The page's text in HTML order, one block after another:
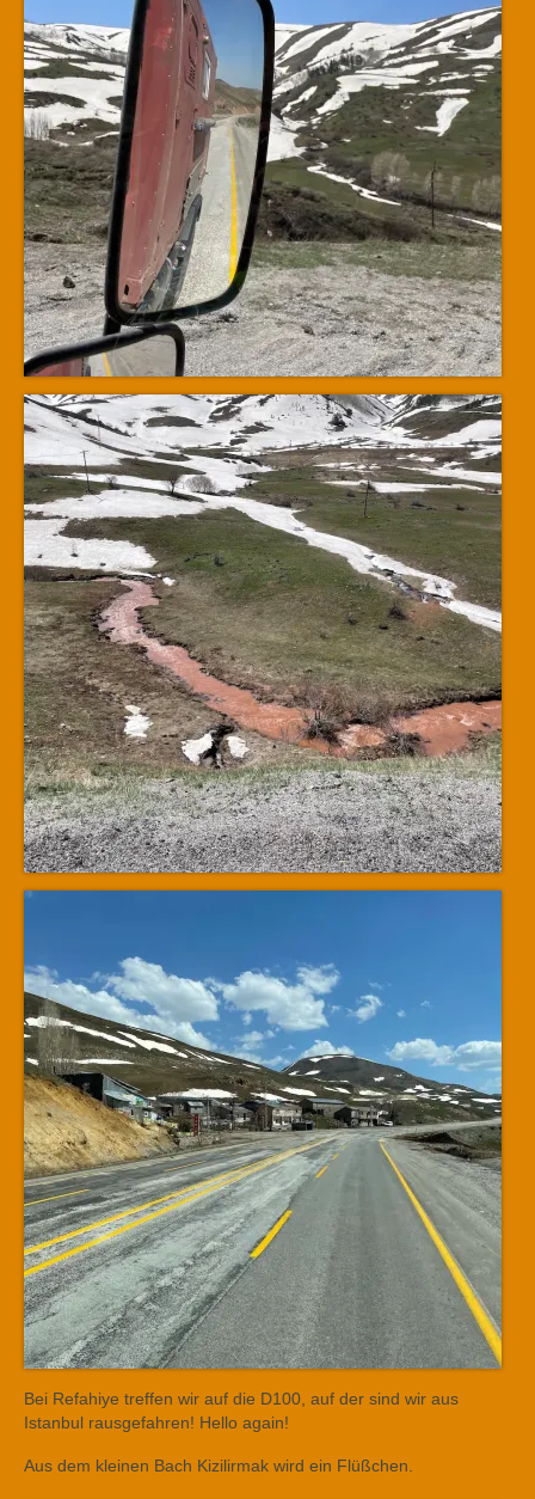
Bei Refahiye treffen wir auf die D100, auf der sind wir aus
Istanbul rausgefahren! Hello again!
Aus dem kleinen Bach Kizilirmak wird ein Flüßchen.